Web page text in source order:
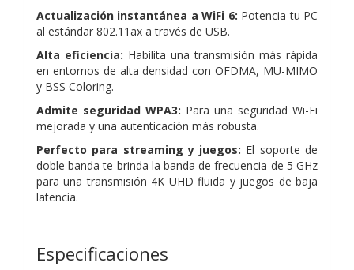
Actualización instantánea a WiFi 6: Potencia tu PC
al estándar 802.11ax a través de USB.
Alta eficiencia: Habilita una transmisión más rápida
en entornos de alta densidad con OFDMA, MU-MIMO
y BSS Coloring.
Admite seguridad WPA3: Para una seguridad Wi-Fi
mejorada y una autenticación más robusta.
Perfecto para streaming y juegos: El soporte de
doble banda te brinda la banda de frecuencia de 5 GHz
para una transmisión 4K UHD fluida y juegos de baja
latencia.
Especificaciones